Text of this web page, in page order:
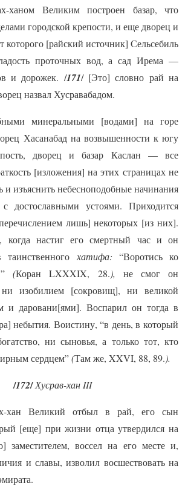
ханом Великим построен базар, что
городской крепости, и еще дворец и
которого [райский источник] Сельсебиль
проточных вод, а сад Ирема —
и дорожек. /171/ [Это] словно рай на
назвал Хусравабадом.
минеральными [водами] на горе
Хасанабад на возвышенности к югу
дворец и базар Каслан — все
[изложения] на этих страницах не
и изъяснить небесноподобные начинания
с достославными устоями. Приходится
лишь] некоторых [из них].
когда настиг его смертный час и он
хатифа: “Воротись ко
(Коран LXXXIX, 28.), не смог он
ни изобилием [сокровищ], ни великой
и даровани[ями]. Воспарил он тогда в
небытия. Воистину, “в день, в который
ни сыновья, а только тот, кто
сердцем”(Там же, XXVI, 88, 89.).
/172/Хусрав-хан III
хан Великий отбыл в рай, его сын
[еще] при жизни отца утвердился на
заместителем, воссел на его месте и,
и славы, изволил восшествовать на